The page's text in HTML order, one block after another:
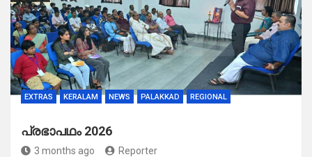
EXTRAS KERALAM NEWS PALAKKAD REGIONAL
പ്രഭാപഥം 2026
3 months ago Reporter